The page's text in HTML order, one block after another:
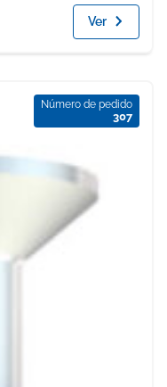
Ver
Número de pedido
307